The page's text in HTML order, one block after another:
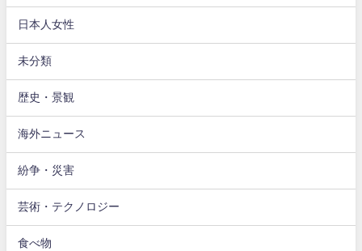
日本人女性
未分類
歴史・景観
海外ニュース
紛争・災害
芸術・テクノロジー
食べ物